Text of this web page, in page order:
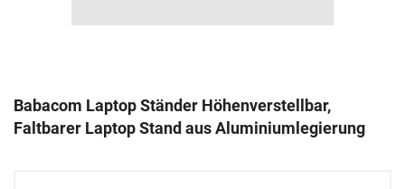
Babacom Laptop Ständer Höhenverstellbar,
Faltbarer Laptop Stand aus Aluminiumlegierung